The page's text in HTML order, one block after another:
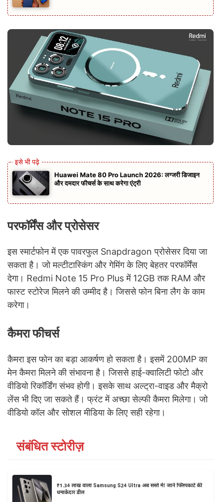
Huawei Mate 80 Pro Launch 2026: लग्जरी डिजाइन
और दमदार फीचर्स के साथ करेगा एंट्री
परफॉर्मेंस और प्रोसेसर
इस स्मार्टफोन में एक पावरफुल Snapdragon प्रोसेसर दिया जा
सकता है। जो मल्टीटास्किंग और गेमिंग के लिए बेहतर परफॉर्मेंस
देगा। Redmi Note 15 Pro Plus में 12GB तक RAM और
फास्ट स्टोरेज मिलने की उम्मीद है। जिससे फोन बिना लैग के काम
करेगा।
कैमरा फीचर्स
कैमरा इस फोन का बड़ा आकर्षण हो सकता है। इसमें 200MP का
मेन कैमरा मिलने की संभावना है। जिससे हाई-क्वालिटी फोटो और
वीडियो रिकॉर्डिंग संभव होगी। इसके साथ अल्ट्रा-वाइड और मैक्रो
लेंस भी दिए जा सकते हैं। फ्रंट में अच्छा सेल्फी कैमरा मिलेगा। जो
वीडियो कॉल और सोशल मीडिया के लिए सही रहेगा।
संबंधित स्टोरीज़
₹1.34 लाख वाला Samsung S24 Ultra अब सस्ते में! जानें फ्लिपकार्ट की
धमाकेदार डील